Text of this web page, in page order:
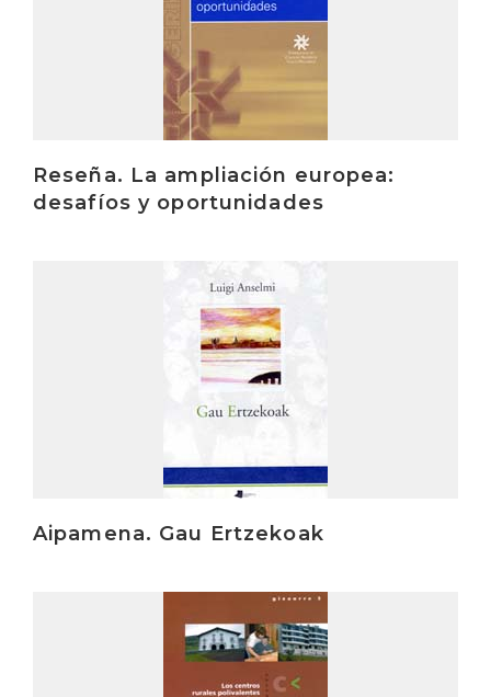
Reseña. La ampliación europea:
desafíos y oportunidades
Aipamena. Gau Ertzekoak